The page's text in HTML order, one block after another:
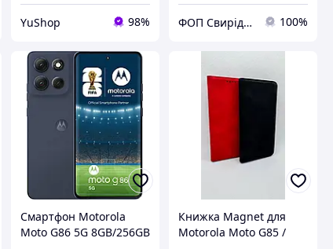
YuShop 98% ФОП Свирідов Юрій Іванович 100%
Смартфон Motorola
Moto G86 5G 8GB/256GB
Книжка Magnet для
Motorola Moto G85 /